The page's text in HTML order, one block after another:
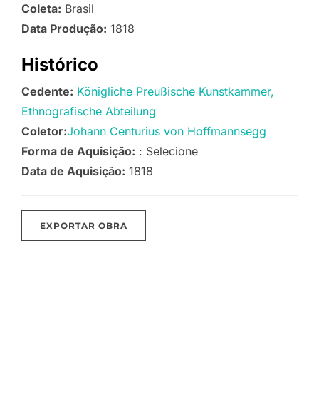
Coleta: Brasil
Data Produção: 1818
Histórico
Cedente: Königliche Preußische Kunstkammer,
Ethnografische Abteilung
Coletor:Johann Centurius von Hoffmannsegg
Forma de Aquisição: : Selecione
Data de Aquisição: 1818
EXPORTAR OBRA